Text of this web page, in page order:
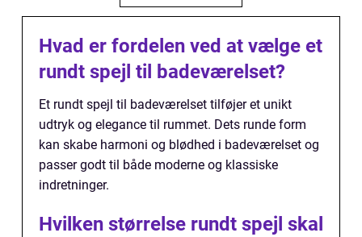
Hvad er fordelen ved at vælge et
rundt spejl til badeværelset?
Et rundt spejl til badeværelset tilføjer et unikt
udtryk og elegance til rummet. Dets runde form
kan skabe harmoni og blødhed i badeværelset og
passer godt til både moderne og klassiske
indretninger.
Hvilken størrelse rundt spejl skal